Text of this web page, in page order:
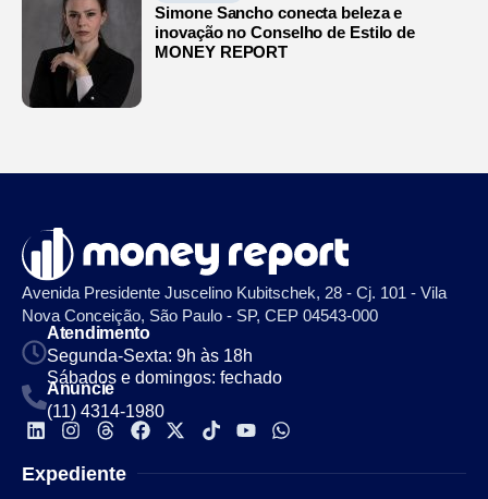
Simone Sancho conecta beleza e
inovação no Conselho de Estilo de
MONEY REPORT
Avenida Presidente Juscelino Kubitschek, 28 - Cj. 101 - Vila
Nova Conceição, São Paulo - SP, CEP 04543-000
Atendimento
Segunda-Sexta: 9h às 18h
Sábados e domingos: fechado
Anuncie
(11) 4314-1980
Expediente